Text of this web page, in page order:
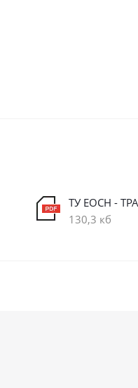
ТУ ЕОСН -
130,3 кб